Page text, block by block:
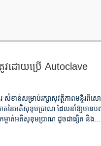
រូវដោយប្រើ Autoclave
សំខាន់សម្រាប់រក្សាសុវត្ថិភាពមន្ទីរពិស
គនៃអតិសុខុមប្រាណ ដែលនាំឱ្យមានបញ្
ម្ចាត់អតិសុខុមប្រាណ ដូចជាផ្សិត និង...